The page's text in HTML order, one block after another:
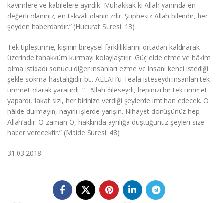
kavimlere ve kabilelere ayırdık. Muhakkak ki Allah yanında en
değerli olanınız, en takvalı olanınızdır. Şüphesiz Allah bilendir, her
şeyden haberdardır.” (Hucurat Suresi: 13)
Tek tipleştirme, kişinin bireysel farklılıklarını ortadan kaldırarak
üzerinde tahakküm kurmayı kolaylaştırır. Güç elde etme ve hâkim
olma istidadı sonucu diğer insanları ezme ve insanı kendi istediği
şekle sokma hastalığıdır bu. ALLAH’u Teala isteseydi insanları tek
ümmet olarak yaratırdı. “…Allah dileseydi, hepinizi bir tek ümmet
yapardı, fakat sizi, her birinize verdiği şeylerde imtihan edecek. O
hâlde durmayın, hayırlı işlerde yarışın. Nihayet dönüşünüz hep
Allah’adır. O zaman O, hakkında ayrılığa düştüğünüz şeyleri size
haber verecektir.” (Maide Suresi: 48)
31.03.2018